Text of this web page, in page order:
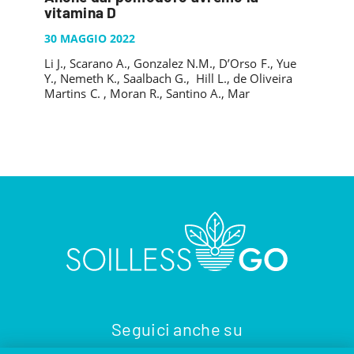
SYSMAN PROGETTI & SERVIZI SRL
TASK 3.8
PUBBLICAZIONI
TESI DI LAUREA
GALLERY
FOTO GALLERY
VIDEO GALLERY
CONTATTI
vitamina D
30 MAGGIO 2022
Li J., Scarano A., Gonzalez N.M., D’Orso F., Yue
Y., Nemeth K., Saalbach G., Hill L., de Oliveira
Martins C. , Moran R., Santino A., Mar
Seguici anche su